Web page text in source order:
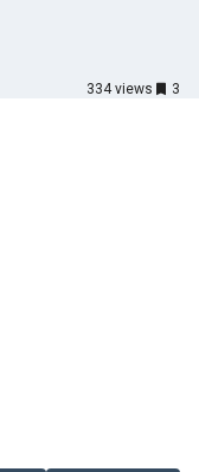
334 views 3